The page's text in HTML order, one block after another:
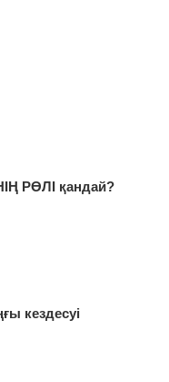
РӨЛІ қандай?
кездесуі